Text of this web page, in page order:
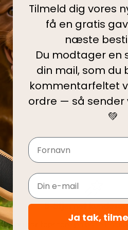
Kategorier:
Tyggeben
Tilføj til
Levering
5-Stjernet
Vi har topscore på både
Tilmeld dig vores
få en gratis
næste
Du modtager en
din mail, som du
kommentarfeltet
ordre — så sender
💚
Navn
Email
Ja tak,